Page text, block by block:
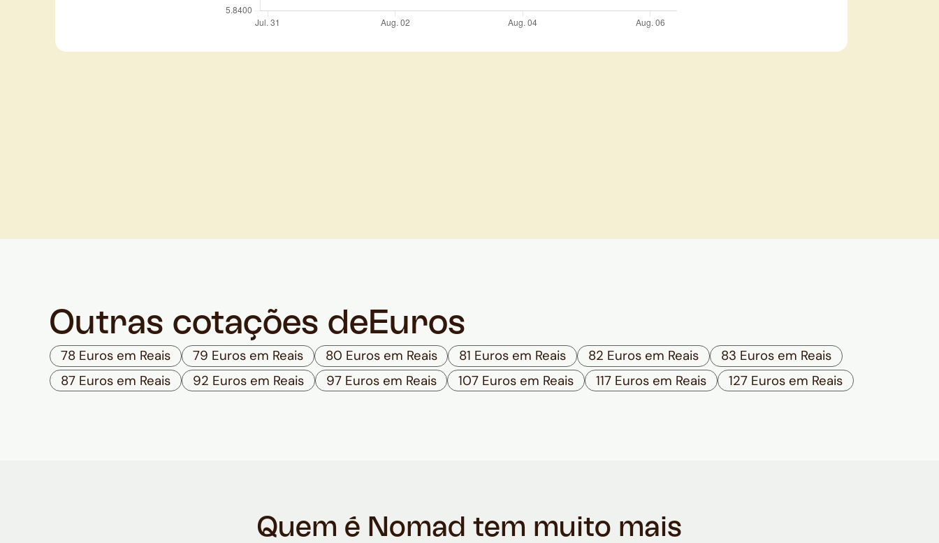
Outras cotações de Euros
78 Euros em Reais 79 Euros em Reais 80 Euros em Reais 81 Euros em Reais 82 Euros em Reais
83 Euros em Reais
87 Euros em Reais
92 Euros em Reais 97 Euros em Reais 107 Euros em Reais 117 Euros em Reais 127 Euros em Reais
Quem é Nomad tem muito mais